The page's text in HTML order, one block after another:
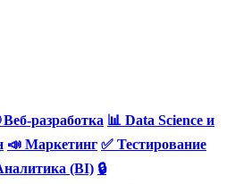
Веб-разработка 📊 Data Science и
📣 Маркетинг ✅ Тестирование
(BI) 🔒